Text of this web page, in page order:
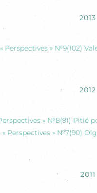
2013
Perspectives » №9(102)
2012
» №8(91) Pitié
« Perspectives » №7(90)
2011